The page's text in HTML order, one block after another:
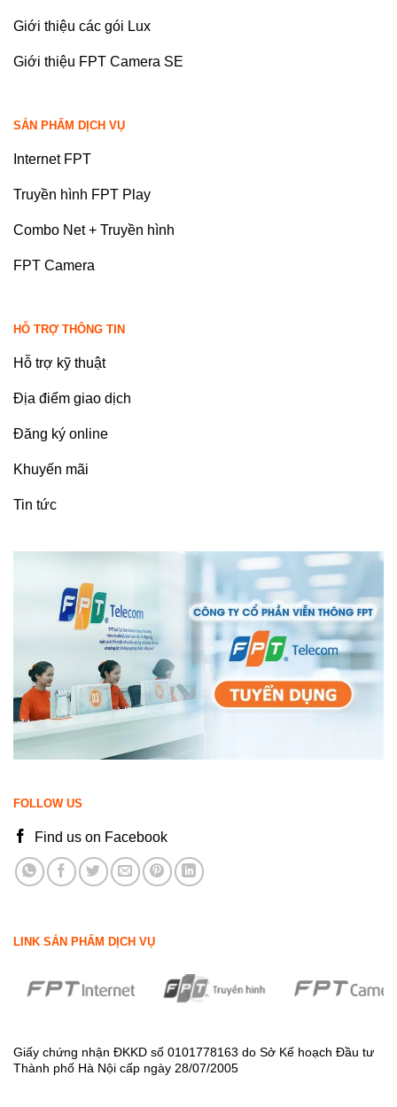
Giới thiệu các gói Lux
Giới thiệu FPT Camera SE
SẢN PHẨM DỊCH VỤ
Internet FPT
Truyền hình FPT Play
Combo Net + Truyền hình
FPT Camera
HỖ TRỢ THÔNG TIN
Hỗ trợ kỹ thuật
Địa điểm giao dịch
Đăng ký online
Khuyến mãi
Tin tức
FOLLOW US
Find us on Facebook
LINK SẢN PHẨM DỊCH VỤ
Giấy chứng nhận ĐKKD số 0101778163 do Sở Kế hoạch Đầu tư
Thành phố Hà Nội cấp ngày 28/07/2005